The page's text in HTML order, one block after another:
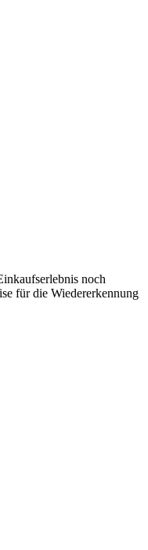
noch
für die Wiedererkennung